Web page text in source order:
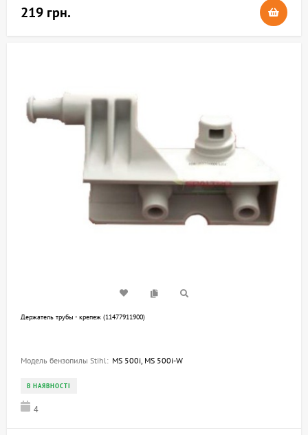
219 грн.
Держатель трубы - крепеж (11477911900)
Модель бензопилы Stihl: MS 500i, MS 500i-W
В НАЯВНОСТІ
4